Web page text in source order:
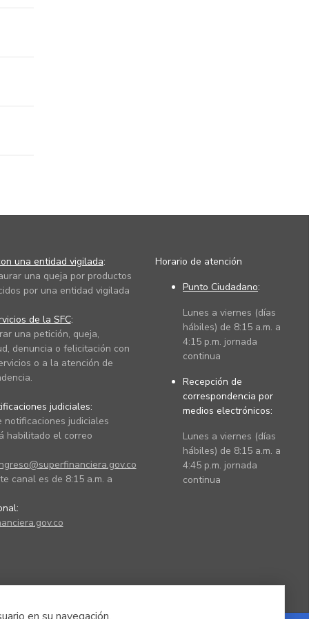
una entidad vigilada:
una queja por productos
por una entidad vigilada
de la SFC:
una petición, queja,
denuncia o felicitación con
o a la atención de
judiciales:
notificaciones judiciales
habilitado el correo
canal es de 8:15 a.m. a
Horario de atención
Punto Ciudadano:
Lunes a viernes (días
hábiles) de 8:15 a.m. a
4:15 p.m. jornada
continua
Recepción de
correspondencia por
medios electrónicos:
Lunes a viernes (días
hábiles) de 8:15 a.m. a
4:45 p.m. jornada
continua